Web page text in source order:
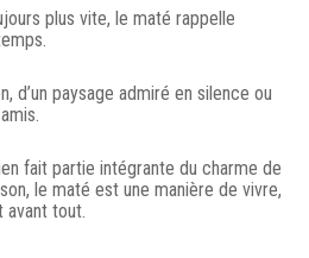
plus vite, le maté rappelle
d’un paysage admiré en silence ou
fait partie intégrante du charme de
le maté est une manière de vivre,
avant tout.